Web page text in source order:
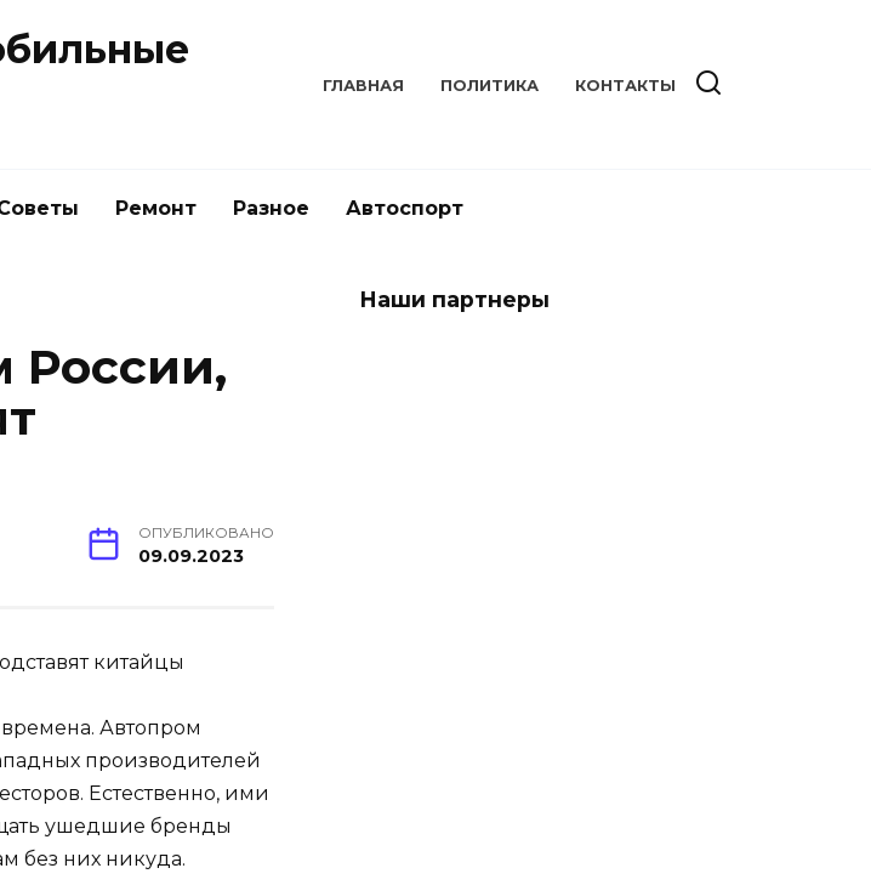
ГЛАВНАЯ ПОЛИТИКА КОНТАКТЫ
Ремонт Разное Автоспорт
России,
ОПУБЛИКОВАНО
09.09.2023
Автопром
производителей
Естественно, ими
ушедшие бренды
без них никуда.
Наши партнеры